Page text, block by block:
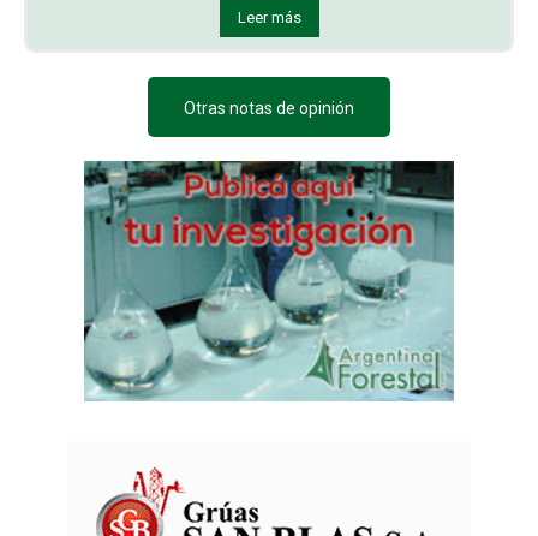
Leer más
Otras notas de opinión